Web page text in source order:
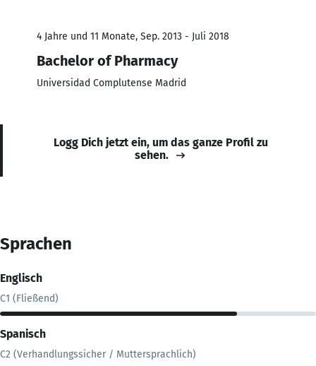
4 Jahre und 11 Monate, Sep. 2013 - Juli 2018
Bachelor of Pharmacy
Universidad Complutense Madrid
Logg Dich jetzt ein, um das ganze Profil zu
sehen.
Sprachen
Englisch
C1 (Fließend)
Spanisch
C2 (Verhandlungssicher / Muttersprachlich)